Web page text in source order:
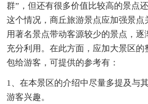
群”，但还有很多价值比较高的景点
这个情况，商丘旅游景点应加强景点
用著名景点带动客源较少的景点，逐
充分利用。在此方面，应加大景区的
包给游客，可提供的参考有：
1、在本景区的介绍中尽量多提及与
游客兴趣。